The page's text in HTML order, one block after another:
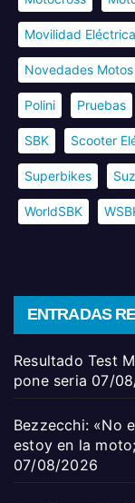
Movilidad Eléctrica
Novedades Motos
Polini Pruebas
SBK Scooter
Superbikes
WorldSBK
ENTRADAS
Resultado Test
pone seria 07/
Bezzecchi: «No
estoy en la
07/08/2026